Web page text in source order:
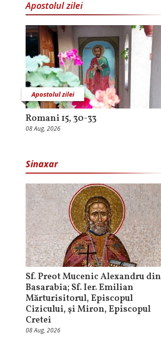
Apostolul zilei
Apostolul zilei
Romani 15, 30-33
08 Aug, 2026
Sinaxar
Sf. Preot Mucenic Alexandru din
Basarabia; Sf. Ier. Emilian
Mărturisitorul, Episcopul
Cizicului, şi Miron, Episcopul
Cretei
08 Aug, 2026